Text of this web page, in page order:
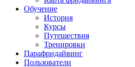
Обучение
История
Курсы
Путешествия
Тренировки
Парафридайвинг
Пользователи